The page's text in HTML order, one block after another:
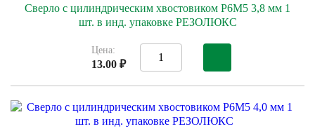
Сверло с цилиндрическим хвостовиком Р6М5 3,8 мм 1
шт. в инд. упаковке РЕЗОЛЮКС
Цена:
13.00 ₽